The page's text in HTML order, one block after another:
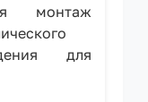
монтаж
для